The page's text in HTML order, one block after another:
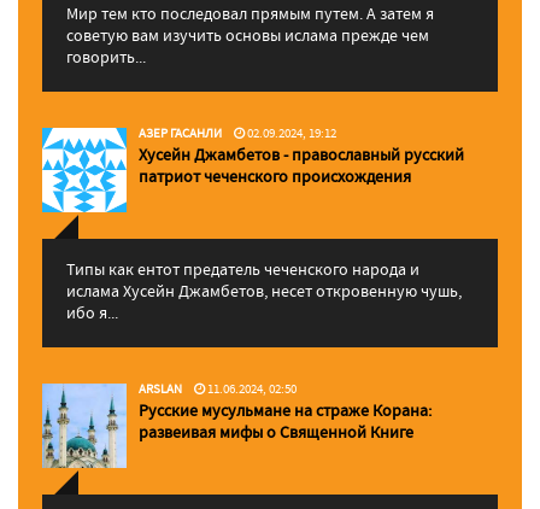
Мир тем кто последовал прямым путем. А затем я
советую вам изучить основы ислама прежде чем
говорить...
АЗЕР ГАСАНЛИ 02.09.2024, 19:12
Хусейн Джамбетов - православный русский
патриот чеченского происхождения
Типы как ентот предатель чеченского народа и
ислама Хусейн Джамбетов, несет откровенную чушь,
ибо я...
ARSLAN 11.06.2024, 02:50
Русские мусульмане на страже Корана:
pазвеивая мифы о Священной Книге